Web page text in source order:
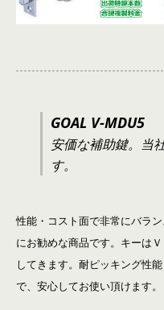
GOAL V-MDU5
安価な補助鍵。当
す。
性能・コスト面で非常にバラ
にお勧めな商品です。キーは
してきます。耐ピッキング性
で、安心してお使い頂けます。